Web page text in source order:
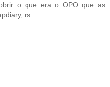
o que era o OPO que as
rs.